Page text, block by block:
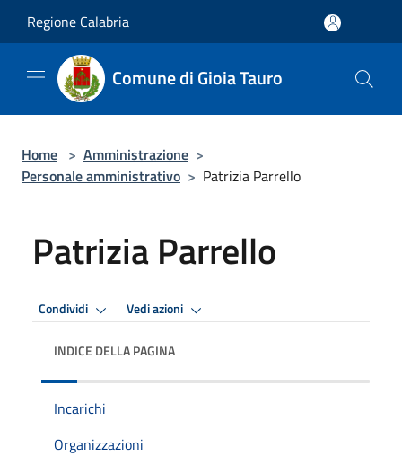
Regione Calabria
Comune di Gioia Tauro
Home > Amministrazione >
Personale amministrativo > Patrizia Parrello
Patrizia Parrello
Condividi Vedi azioni
INDICE DELLA PAGINA
Incarichi
Organizzazioni